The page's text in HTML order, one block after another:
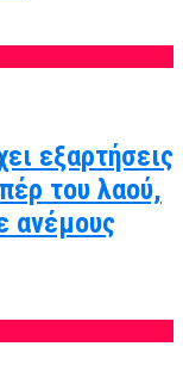
εξαρτήσεις
του λαού,
ανέμους